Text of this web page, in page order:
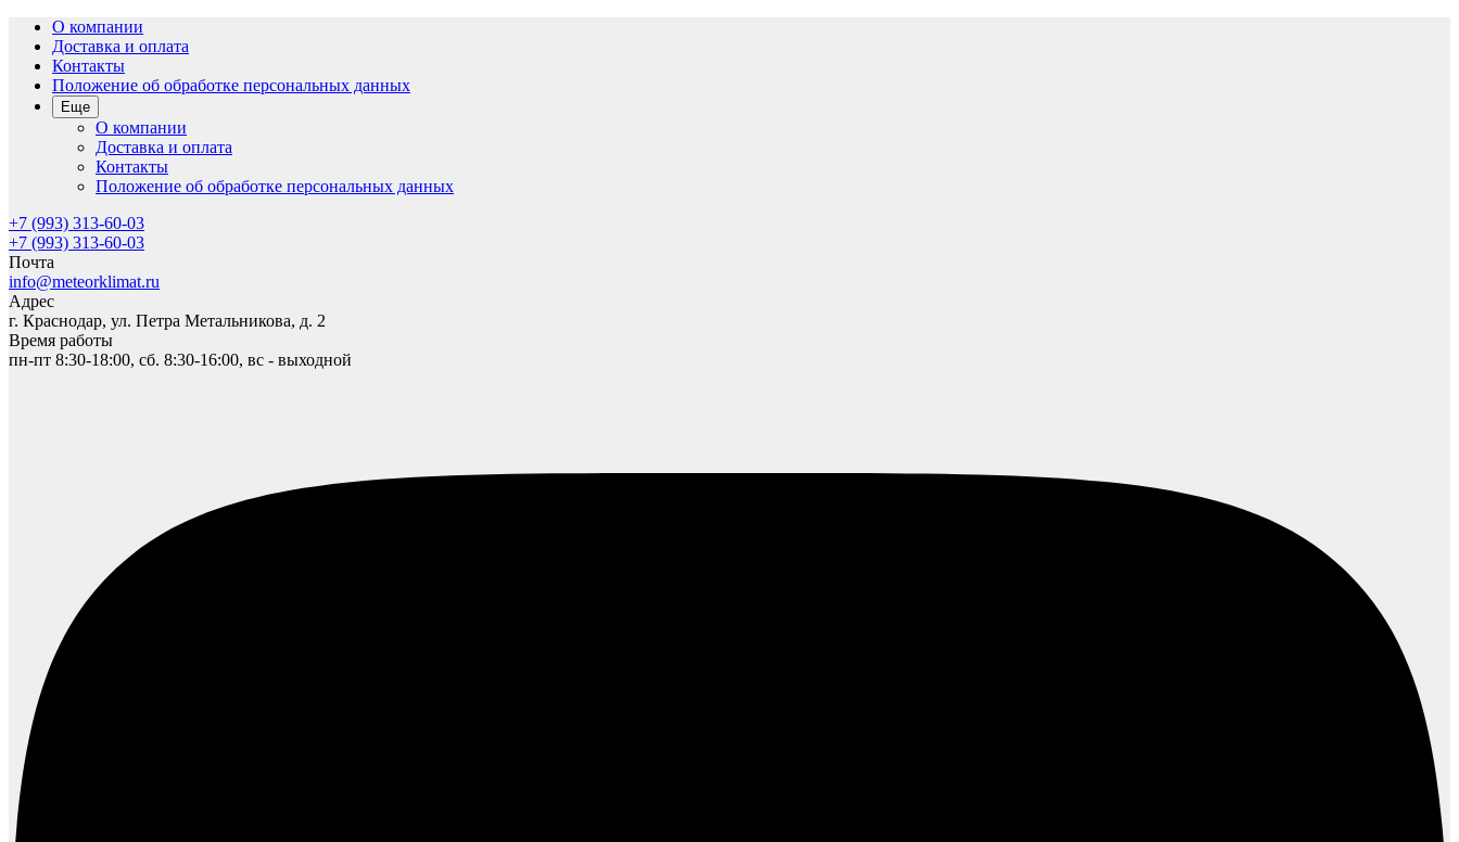
О компании
Доставка и оплата
Контакты
Положение об обработке персональных данных
Еще
О компании
Доставка и оплата
Контакты
Положение об обработке персональных данных
+7 (993) 313-60-03
+7 (993) 313-60-03
Почта
info@meteorklimat.ru
Адрес
г. Краснодар, ул. Петра Метальникова, д. 2
Время работы
пн-пт 8:30-18:00, сб. 8:30-16:00, вс - выходной